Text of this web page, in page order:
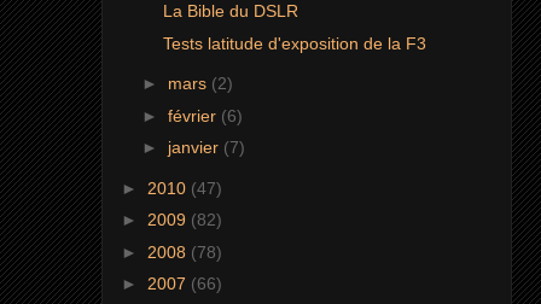
La Bible du DSLR
Tests latitude d'exposition de la F3
► mars (2)
► février (6)
► janvier (7)
► 2010 (47)
► 2009 (82)
► 2008 (78)
► 2007 (66)